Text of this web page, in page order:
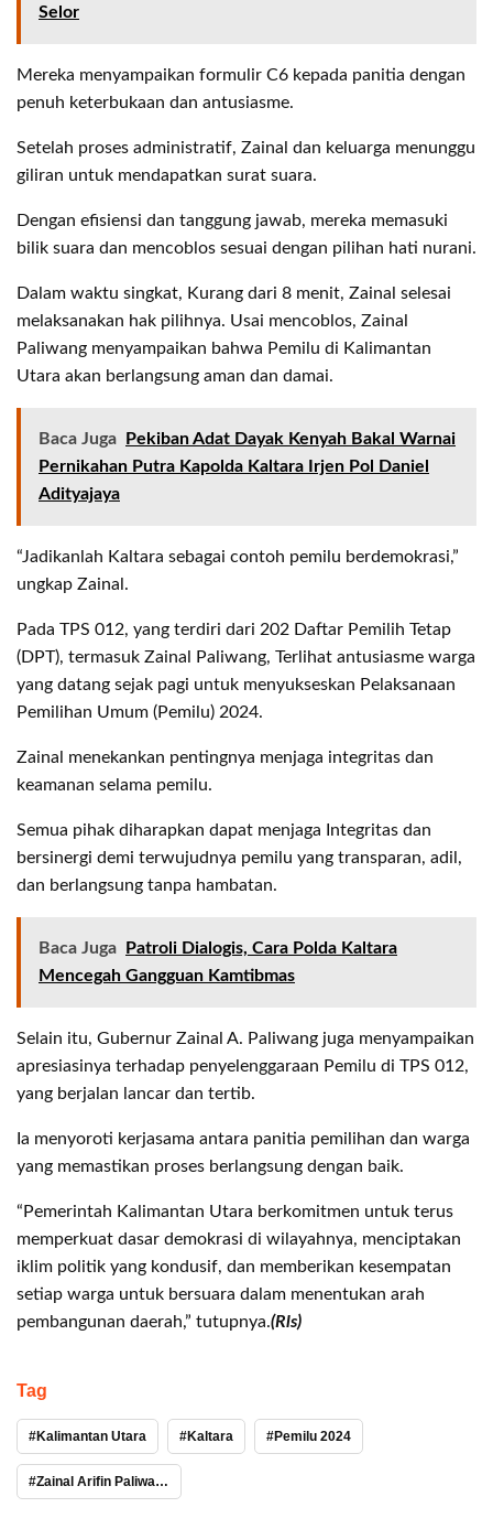
Selor
Mereka menyampaikan formulir C6 kepada panitia dengan
penuh keterbukaan dan antusiasme.
Setelah proses administratif, Zainal dan keluarga menunggu
giliran untuk mendapatkan surat suara.
Dengan efisiensi dan tanggung jawab, mereka memasuki
bilik suara dan mencoblos sesuai dengan pilihan hati nurani.
Dalam waktu singkat, Kurang dari 8 menit, Zainal selesai
melaksanakan hak pilihnya. Usai mencoblos, Zainal
Paliwang menyampaikan bahwa Pemilu di Kalimantan
Utara akan berlangsung aman dan damai.
Baca Juga
Pekiban Adat Dayak Kenyah Bakal Warnai
Pernikahan Putra Kapolda Kaltara Irjen Pol Daniel
Adityajaya
“Jadikanlah Kaltara sebagai contoh pemilu berdemokrasi,”
ungkap Zainal.
Pada TPS 012, yang terdiri dari 202 Daftar Pemilih Tetap
(DPT), termasuk Zainal Paliwang, Terlihat antusiasme warga
yang datang sejak pagi untuk menyukseskan Pelaksanaan
Pemilihan Umum (Pemilu) 2024.
Zainal menekankan pentingnya menjaga integritas dan
keamanan selama pemilu.
Semua pihak diharapkan dapat menjaga Integritas dan
bersinergi demi terwujudnya pemilu yang transparan, adil,
dan berlangsung tanpa hambatan.
Baca Juga
Patroli Dialogis, Cara Polda Kaltara
Mencegah Gangguan Kamtibmas
Selain itu, Gubernur Zainal A. Paliwang juga menyampaikan
apresiasinya terhadap penyelenggaraan Pemilu di TPS 012,
yang berjalan lancar dan tertib.
Ia menyoroti kerjasama antara panitia pemilihan dan warga
yang memastikan proses berlangsung dengan baik.
“Pemerintah Kalimantan Utara berkomitmen untuk terus
memperkuat dasar demokrasi di wilayahnya, menciptakan
iklim politik yang kondusif, dan memberikan kesempatan
setiap warga untuk bersuara dalam menentukan arah
pembangunan daerah,” tutupnya.(Rls)
Tag
Kalimantan Utara Kaltara Pemilu 2024
Zainal Arifin Paliwang